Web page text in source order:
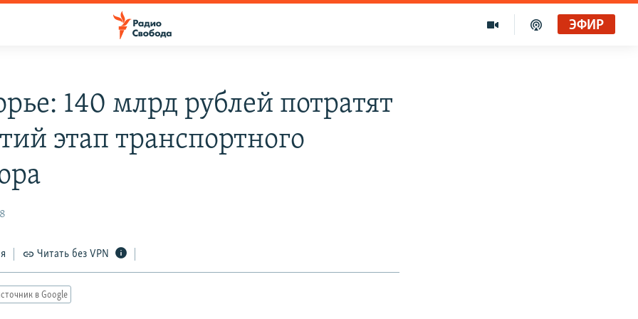
ЭФИР
140 млрд рублей потратят
этап транспортного
Читать без VPN
в Google